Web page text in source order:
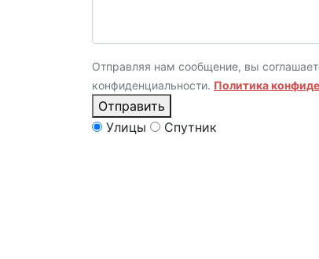
Отправляя нам сообщение, вы
конфиденциальности. Политика
Отправить
Улицы Спутник